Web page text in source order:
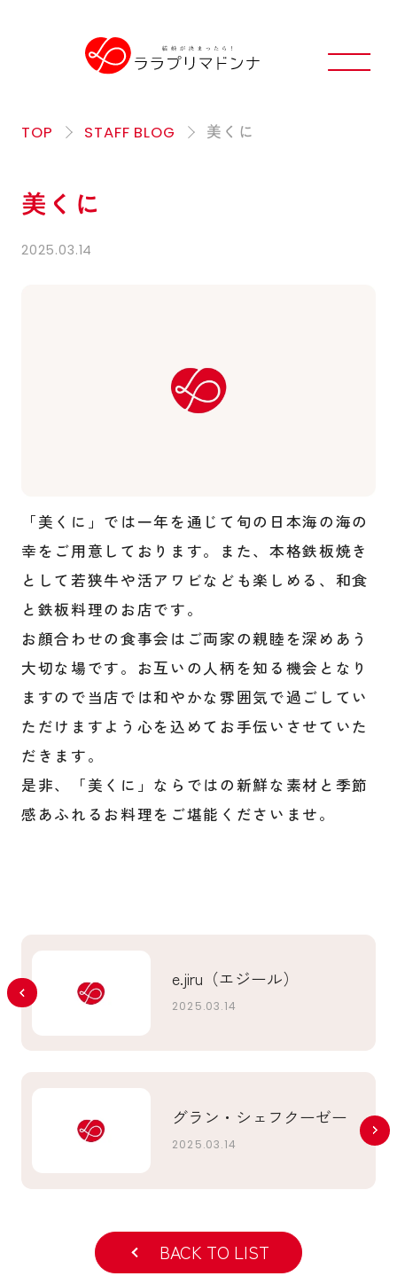
TOP STAFF BLOG 美くに
美くに
2025.03.14
「美くに」では一年を通じて旬の日本海の海の
幸をご用意しております。また、本格鉄板焼き
として若狭牛や活アワビなども楽しめる、和食
と鉄板料理のお店です。
お顔合わせの食事会はご両家の親睦を深めあう
大切な場です。お互いの人柄を知る機会となり
ますので当店では和やかな雰囲気で過ごしてい
ただけますよう心を込めてお手伝いさせていた
だきます。
是非、「美くに」ならではの新鮮な素材と季節
感あふれるお料理をご堪能くださいませ。
e.jiru（エジール）
2025.03.14
グラン・シェフクーゼー
2025.03.14
BACK TO LIST